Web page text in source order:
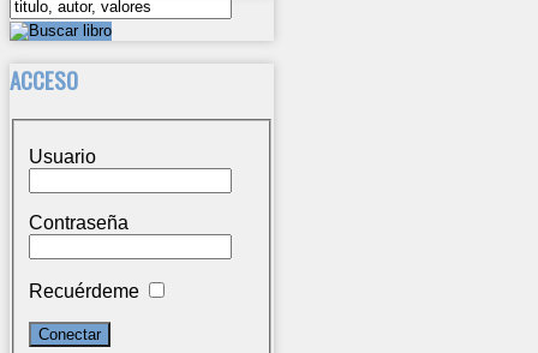
ACCESO
Usuario
Contraseña
Recuérdeme